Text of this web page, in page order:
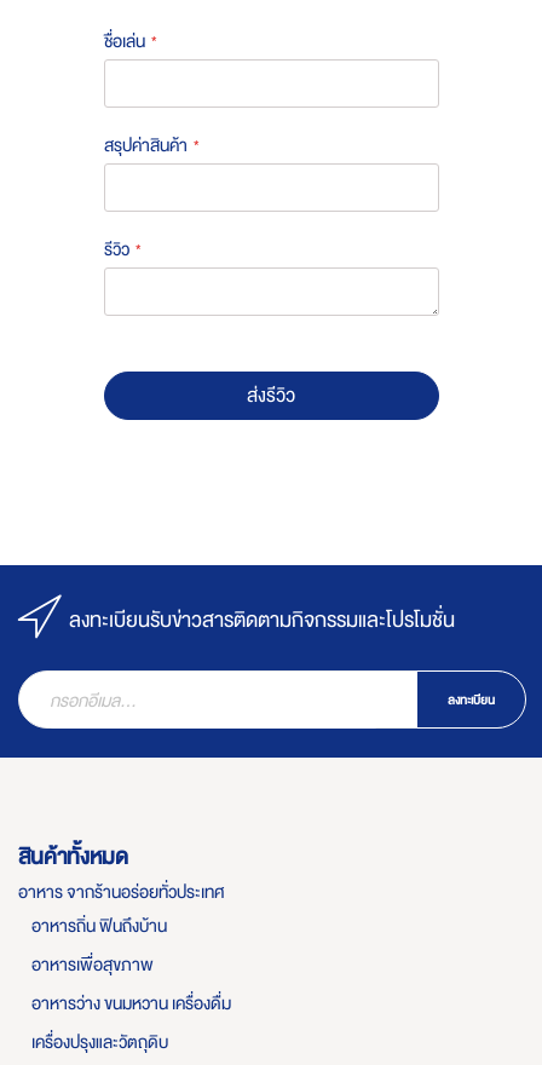
ชื่อเล่น
สรุปค่าสินค้า
รีวิว
ส่งรีวิว
ลงทะเบียนรับข่าวสารติดตามกิจกรรมและโปรโมชั่น
ลงทะเบียน
สินค้าทั้งหมด
อาหาร จากร้านอร่อยทั่วประเทศ
อาหารถิ่น ฟินถึงบ้าน
อาหารเพื่อสุขภาพ
อาหารว่าง ขนมหวาน เครื่องดื่ม
เครื่องปรุงและวัตถุดิบ